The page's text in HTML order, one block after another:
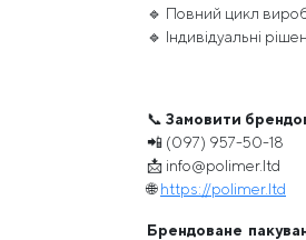
🔹 Повний цикл
🔹 Індивідуальні
📞 Замовити
📲 (097) 957-50-18
📩 info@polimer.ltd
🌐https://polimer.ltd
Брендоване